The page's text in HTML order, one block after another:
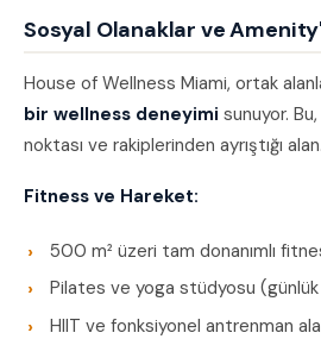
Sosyal Olanaklar ve
House of Wellness Miami, ortak
bir wellness deneyimi sunuyor.
noktası ve rakiplerinden ayrıştığı alan.
Fitness ve Hareket:
500 m² üzeri tam donanımlı
Pilates ve yoga stüdyosu
HIIT ve fonksiyonel antrenman